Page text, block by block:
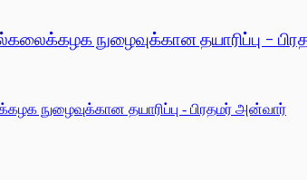
நுழைவுக்கான தயாரிப்பு -